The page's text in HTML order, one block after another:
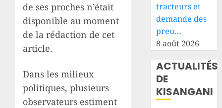
de ses proches n’était
disponible au moment
de la rédaction de cet
article.
Dans les milieux
politiques, plusieurs
observateurs estiment
tracteurs et
demande des
preu…
8 août 2026
ACTUALITÉS
DE
KISANGANI